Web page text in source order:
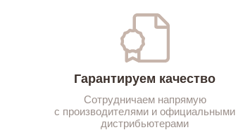
Гарантируем качество
Сотрудничаем напрямую
с производителями и официальными
дистрибьютерами